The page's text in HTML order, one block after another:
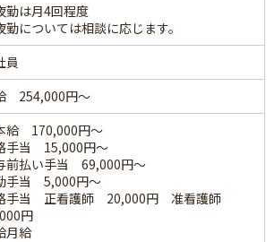
勤は月4回程度
勤については相談に応じます。
員
254,000円～
給 170,000円～
手当 15,000円～
前払い手当 69,000円～
手当 5,000円～
手当 正看護師 20,000円 准看護師
円
月給